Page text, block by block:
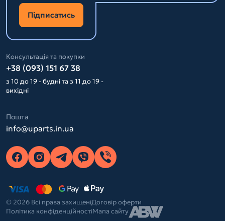
Підписатись
Консультація та покупки
+38 (093) 151 67 38
з 10 до 19 - будні та з 11 до 19 -
вихідні
Пошта
info@uparts.in.ua
© 2026 Всі права захищеніДоговір оферти
Політика конфіденційностіМапа сайту